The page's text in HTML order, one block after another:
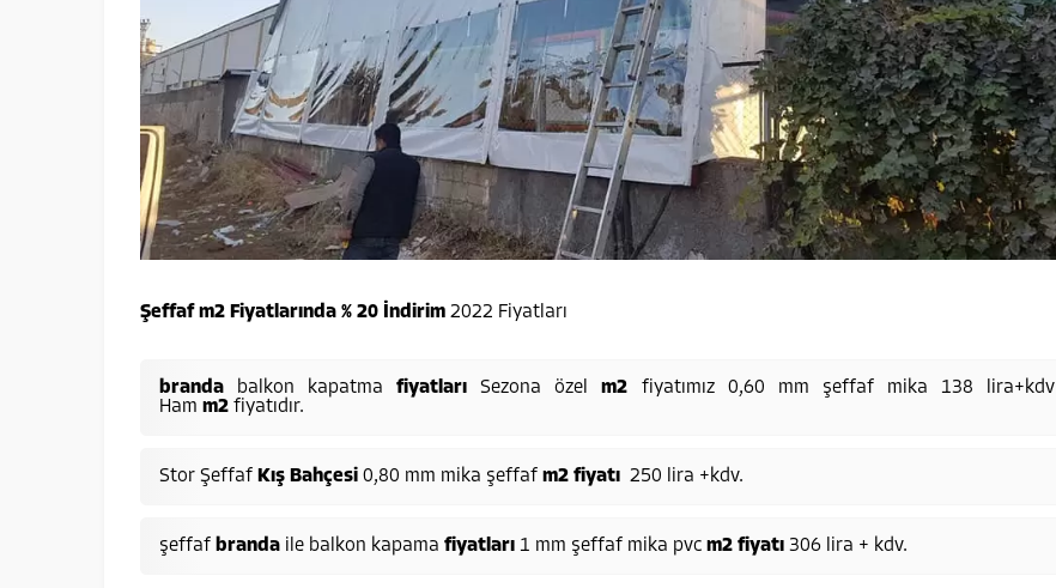
Şeffaf m2 Fiyatlarında % 20 İndirim 2022 Fiyatları
branda balkon kapatmafiyatları Sezona özelm2 fiyatımız 0,60 mm şeffaf mika 138 lira+kdv
Ham m2 fiyatıdır.
Stor Şeffaf Kış Bahçesi 0,80 mm mika şeffaf m2 fiyatı 250 lira +kdv.
şeffaf branda ile balkon kapama fiyatları 1 mm şeffaf mika pvc m2 fiyatı 306 lira + kdv.